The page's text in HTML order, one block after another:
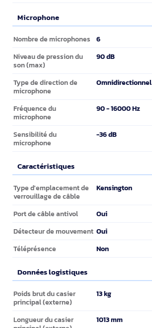
Microphone
Microphone
Nombre de microphones 6
Niveau de pression du
son (max)
90 dB
Type de direction de
microphone
Omnidirectionnel
Fréquence du
microphone
90 - 16000 Hz
Sensibilité du
microphone
-36 dB
Caractéristiques
Caractéristiques
Type d'emplacement de
verrouillage de câble
Kensington
Port de câble antivol Oui
Détecteur de mouvement Oui
Téléprésence Non
Données logistiques
Données logistiques
Poids brut du casier
principal (externe)
13 kg
Longueur du casier
1013 mm